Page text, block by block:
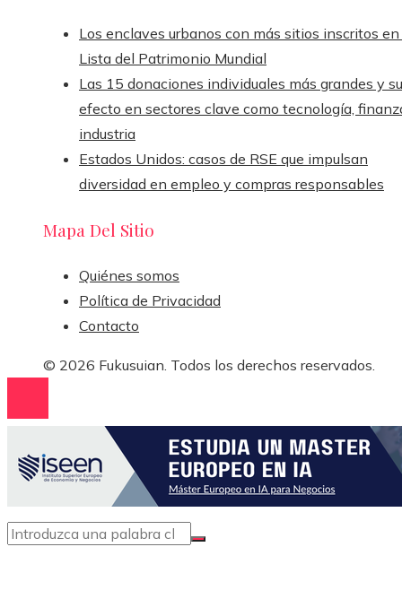
Los enclaves urbanos con más sitios inscritos
Lista del Patrimonio Mundial
Las 15 donaciones individuales más grandes y su
efecto en sectores clave como tecnología,
industria
Estados Unidos: casos de RSE que impulsan
diversidad en empleo y compras responsables
Mapa Del Sitio
Quiénes somos
Política de Privacidad
Contacto
© 2026 Fukusuian. Todos los derechos reservados.